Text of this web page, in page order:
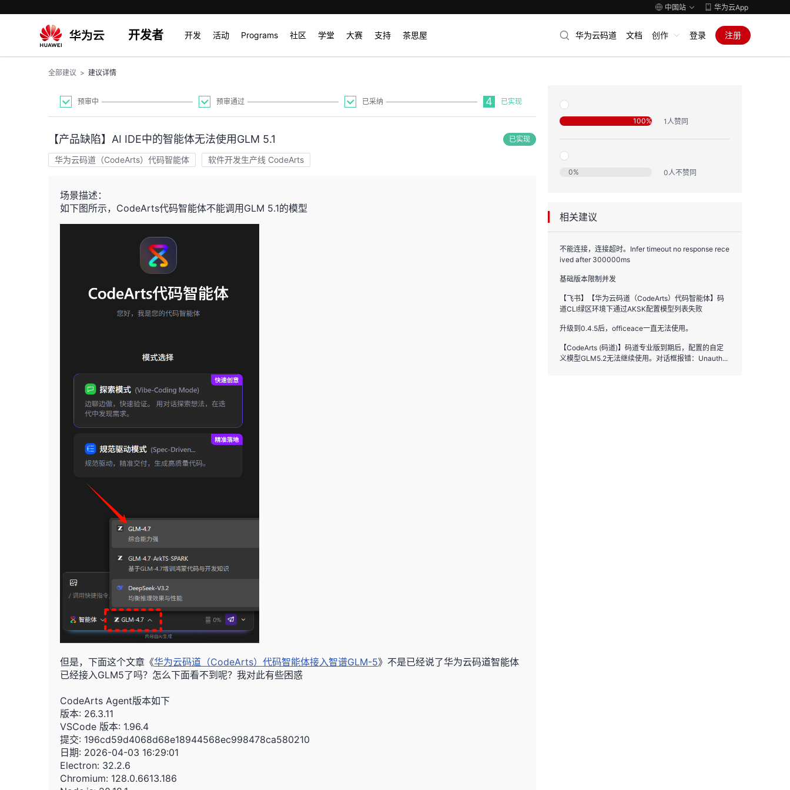
中国站 华为云App
开发者 开发 活动 Programs 社区 学堂 大赛 支持 茶思屋 华为云码道 文档 创作 登录 注册
全部建议 > 建议详情
预审中 预审通过 已采纳 4 已实现
【产品缺陷】AI IDE中的智能体无法使用GLM 5.1 已实现
华为云码道（CodeArts）代码智能体 软件开发生产线 CodeArts
场景描述：
如下图所示，CodeArts代码智能体不能调用GLM 5.1的模型
但是，下面这个文章《华为云码道（CodeArts）代码智能体接入智谱GLM-5》不是已经说了华为云码道智能体
已经接入GLM5了吗？怎么下面看不到呢？我对此有些困惑
CodeArts Agent版本如下
版本: 26.3.11
VSCode 版本: 1.96.4
提交: 196cd59d4068d68e18944568ec998478ca580210
日期: 2026-04-03 16:29:01
Electron: 32.2.6
Chromium: 128.0.6613.186
100% 1人赞同
0% 0人不赞同
相关建议
不能连接，连接超时。Infer timeout no response rece
ived after 300000ms
基础版本限制并发
【飞书】【华为云码道（CodeArts）代码智能体】码
道CLI绿区环境下通过AKSK配置模型列表失败
升级到0.4.5后，officeace一直无法使用。
【CodeArts (码道)】码道专业版到期后，配置的自定
义模型GLM5.2无法继续使用。对话框报错：Unauth...